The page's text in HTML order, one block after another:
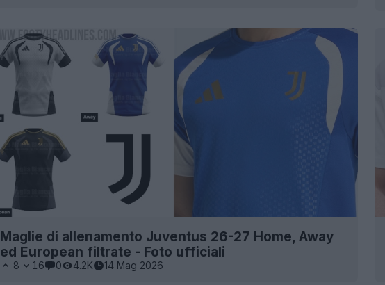
Maglie di allenamento Juventus 26-27 Home, Away
ed European filtrate - Foto ufficiali
8 16 0 4.2K 14 Mag 2026